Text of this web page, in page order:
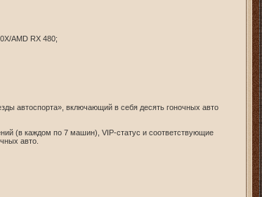
AMD RX 480;
автоспорта», включающий в себя десять гоночных авто
(в каждом по 7 машин), VIP-статус и соответствующие
авто.